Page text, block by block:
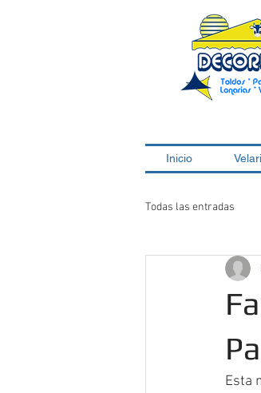
Inicio
Todas las entradas
Esta